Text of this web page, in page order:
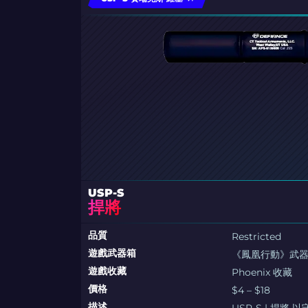
USP-S
捍將
品質
Restricted
遊戲武器箱
《鳳凰行動》武
遊戲收藏
Phoenix 收藏
價格
$4 – $18